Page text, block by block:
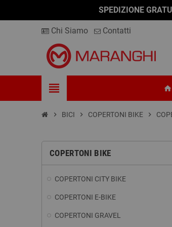
SPEDIZIONE
Chi Siamo Contatti
view_headline home
chevron_right BICI chevron_right COPERTONI BIKE chevron_right
COPERTONI BIKE
COPERTONI CITY BIKE
COPERTONI E-BIKE
COPERTONI GRAVEL